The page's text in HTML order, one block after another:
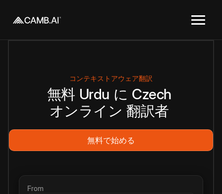
コンテキストアウェア翻訳
無料 Urdu に Czech
オンライン 翻訳者
無料で始める
From